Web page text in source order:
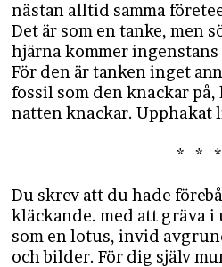
nästan alltid samma
Det är som en tanke, men
hjärna kommer
För den är tanken inget
fossil som den knackar på,
natten knackar. Upphakat
* * *
Du skrev att du hade
kläckande. med att gräva
som en lotus, invid
och bilder. För dig själv